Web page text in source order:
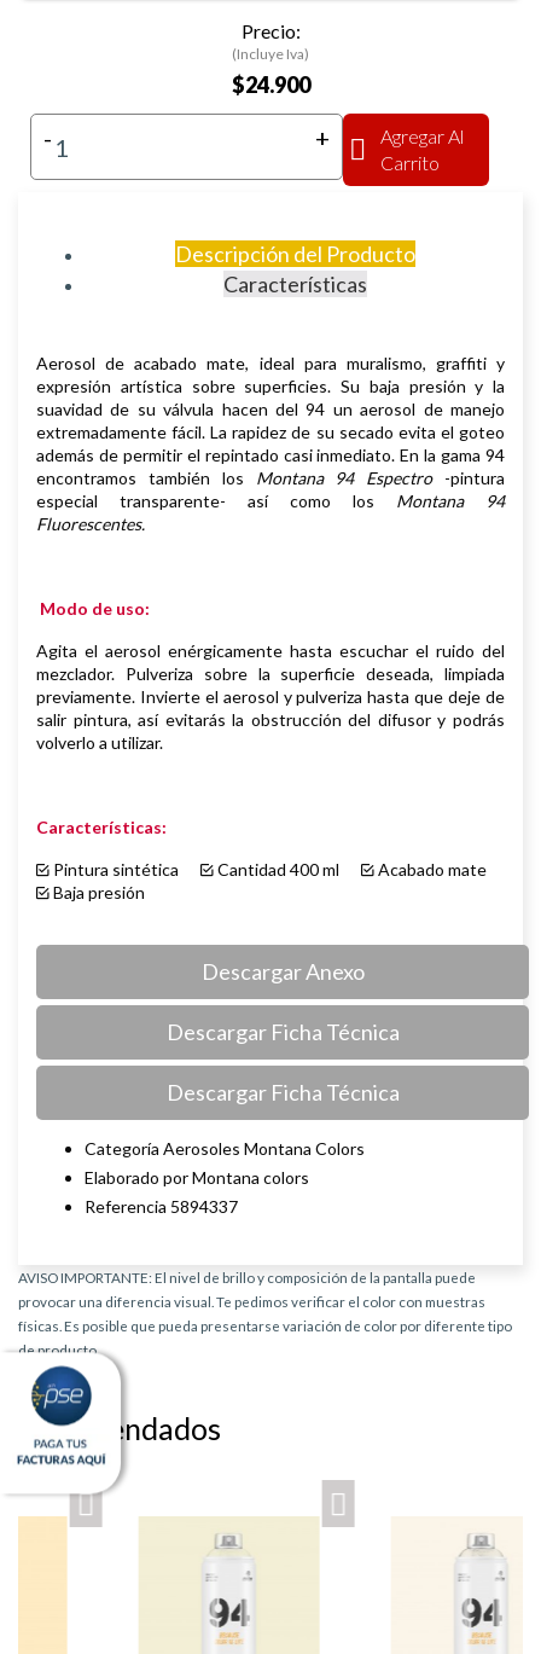
Precio:
(Incluye Iva)
$24.900
- +
Agregar Al
Carrito
Descripción del Producto
Características
Aerosol deacabado mate, ideal para muralismo, graffiti y
expresión artística sobre superficies. Su baja presión y la
suavidad de su válvula hacen del 94 un aerosol de manejo
extremadamente fácil. La rapidez de su secado evita el goteo
además de permitir el repintado casi inmediato.En la gama 94
encontramos también los Montana 94 Espectro-pintura
especial transparente- así como los Montana 94
Fluorescentes.
Modo de uso:
Agita el aerosol enérgicamente hasta escuchar el ruido del
mezclador. Pulveriza sobre la superficie deseada, limpiada
previamente. Invierte el aerosol y pulveriza hasta que deje de
salir pintura, así evitarás la obstrucción del difusor y podrás
volverlo a utilizar.
Características:
Pintura sintética Cantidad 400 ml
Acabado mate
Baja presión
Descargar Anexo
Descargar Ficha Técnica
Descargar Ficha Técnica
Categoría Aerosoles Montana Colors
Elaborado por Montana colors
Referencia 5894337
AVISO IMPORTANTE: El nivel de brillo y composición de la pantalla puede
provocar una diferencia visual. Te pedimos verificar el color con muestras
físicas. Es posible que pueda presentarse variación de color por diferente tipo
de producto.
Recomendados